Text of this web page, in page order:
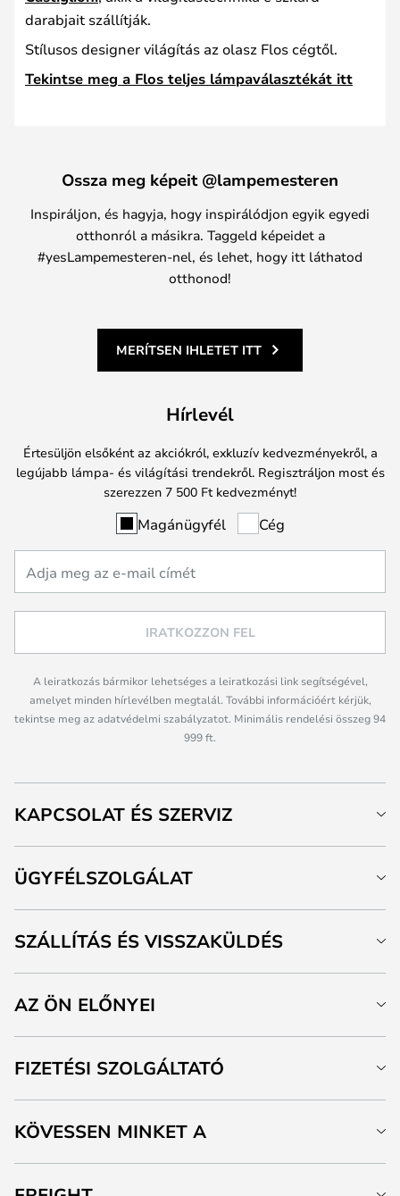
darabjait szállítják.
Stílusos designer világítás az olasz Flos cégtől.
Tekintse meg a Flos teljes lámpaválasztékát itt
Ossza meg képeit @lampemesteren
Inspiráljon, és hagyja, hogy inspirálódjon egyik egyedi
otthonról a másikra. Taggeld képeidet a
#yesLampemesteren-nel, és lehet, hogy itt láthatod
otthonod!
MERÍTSEN IHLETET ITT
Hírlevél
Értesüljön elsőként az akciókról, exkluzív kedvezményekről, a
legújabb lámpa- és világítási trendekről. Regisztráljon most és
szerezzen 7 500 Ft kedvezményt!
Magánügyfél Cég
IRATKOZZON FEL
A leiratkozás bármikor lehetséges a leiratkozási link segítségével,
amelyet minden hírlevélben megtalál. További információért kérjük,
tekintse meg az adatvédelmi szabályzatot. Minimális rendelési összeg 94
999 ft.
KAPCSOLAT ÉS SZERVIZ
ÜGYFÉLSZOLGÁLAT
SZÁLLÍTÁS ÉS VISSZAKÜLDÉS
AZ ÖN ELŐNYEI
FIZETÉSI SZOLGÁLTATÓ
KÖVESSEN MINKET A